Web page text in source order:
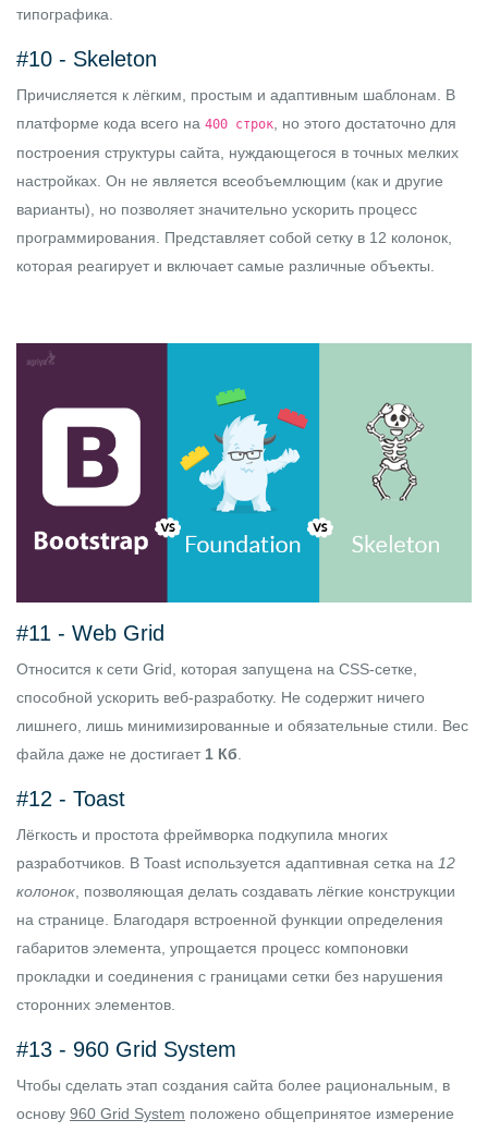
типографика.
#10 - Skeleton
Причисляется к лёгким, простым и адаптивным шаблонам. В
платформе кода всего на 400 строк , но этого достаточно для
построения структуры сайта, нуждающегося в точных мелких
настройках. Он не является всеобъемлющим (как и другие
варианты), но позволяет значительно ускорить процесс
программирования. Представляет собой сетку в 12 колонок,
которая реагирует и включает самые различные объекты.
#11 - Web Grid
Относится к сети Grid, которая запущена на CSS-сетке,
способной ускорить веб-разработку. Не содержит ничего
лишнего, лишь минимизированные и обязательные стили. Вес
файла даже не достигает 1 Кб.
#12 - Toast
Лёгкость и простота фреймворка подкупила многих
разработчиков. В Toast используется адаптивная сетка на 12
колонок, позволяющая делать создавать лёгкие конструкции
на странице. Благодаря встроенной функции определения
габаритов элемента, упрощается процесс компоновки
прокладки и соединения с границами сетки без нарушения
сторонних элементов.
#13 - 960 Grid System
Чтобы сделать этап создания сайта более рациональным, в
основу 960 Grid System положено общепринятое измерение